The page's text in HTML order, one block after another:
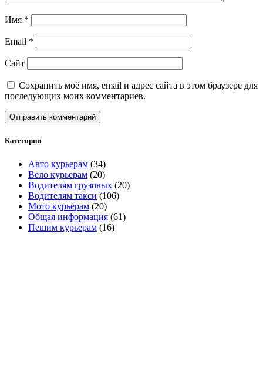
Имя *
Email *
Сайт
Сохранить моё имя, email и адрес сайта в этом браузере для
последующих моих комментариев.
Категории
Авто курьерам (34)
Вело курьерам (20)
Водителям грузовых (20)
Водителям такси (106)
Мото курьерам (20)
Общая информация (61)
Пешим курьерам (16)